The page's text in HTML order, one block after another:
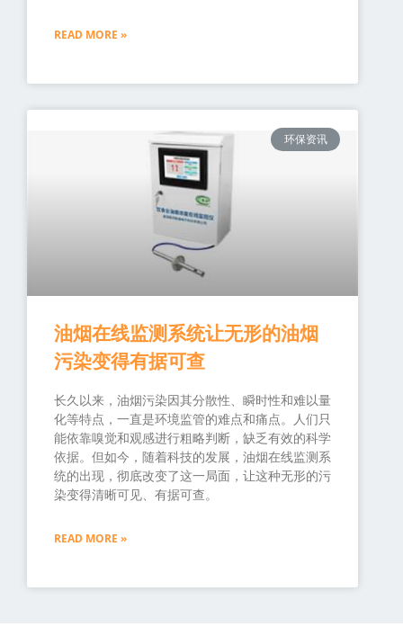
READ MORE »
环保资讯
油烟在线监测系统让无形的油烟
污染变得有据可查
长久以来，油烟污染因其分散性、瞬时性和难以量
化等特点，一直是环境监管的难点和痛点。人们只
能依靠嗅觉和观感进行粗略判断，缺乏有效的科学
依据。但如今，随着科技的发展，油烟在线监测系
统的出现，彻底改变了这一局面，让这种无形的污
染变得清晰可见、有据可查。
READ MORE »